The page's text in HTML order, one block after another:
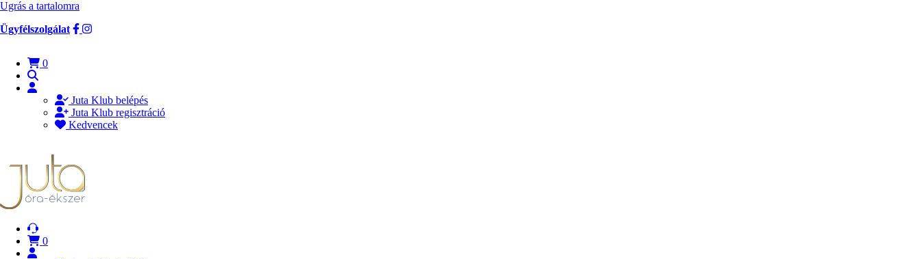
Ugrás a tartalomra
Ügyfélszolgálat
0
Juta Klub belépés
Juta Klub regisztráció
Kedvencek
0